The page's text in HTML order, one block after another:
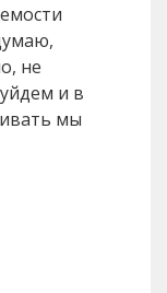
не
и в
мы